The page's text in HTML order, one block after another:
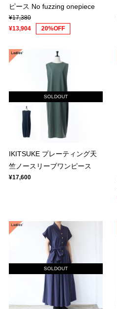
ピース No fuzzing onepiece
¥17,380
¥13,904
20%OFF
SOLDOUT
IKITSUKE プレーティング天
竺ノースリーブワンピース
¥17,600
SOLDOUT